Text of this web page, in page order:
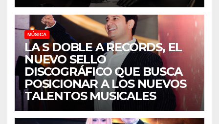
MÚSICA
LA S DOBLE A RECORDS, EL
NUEVO SELLO
DISCOGRÁFICO QUE BUSCA
POSICIONAR A LOS NUEVOS
TALENTOS MUSICALES